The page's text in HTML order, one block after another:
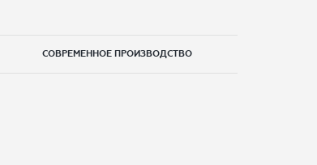
СОВРЕМЕННОЕ ПРОИЗВОДСТВО